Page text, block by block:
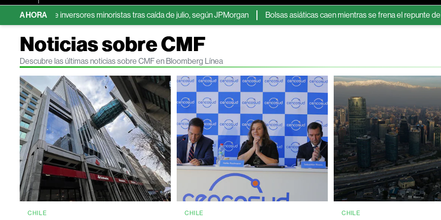
AHORA
de inversores minoristas tras caída de julio, según JPMorgan Bolsas asiáticas caen mientras se frena el repunte de las
Noticias sobre CMF
Descubre las últimas noticias sobre CMF en Bloomberg Línea
CHILE CHILE CHILE